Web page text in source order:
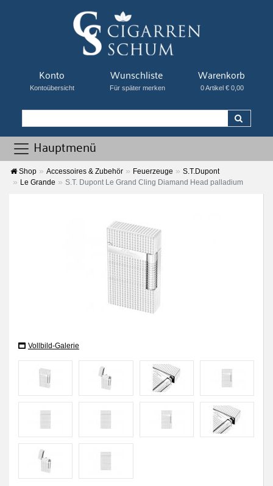
Konto
Kontoübersicht
Wunschliste
Für später merken
Warenkorb
0 Artikel € 0,00
Hauptmenü
Shop Accessoires & Zubehör Feuerzeuge
S.T.Dupont
Le Grande
S.T. Dupont Le Grand Cling Diamand Head palladium
Vollbild-Galerie